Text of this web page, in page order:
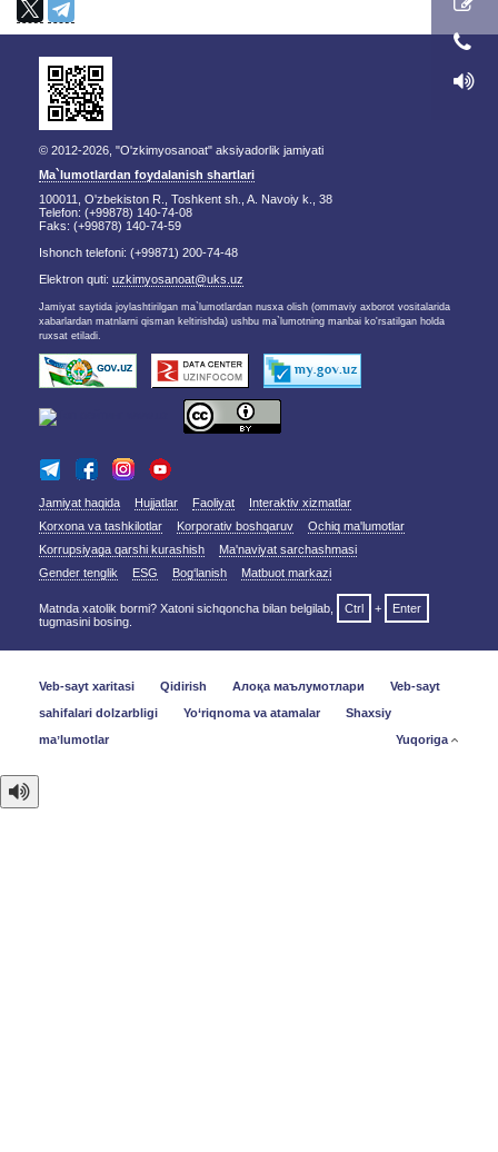
© 2012-2026, "O'zkimyosanoat" aksiyadorlik jamiyati
Ma`lumotlardan foydalanish shartlari
100011, O'zbekiston R., Toshkent sh., A. Navoiy k., 38
Telefon: (+99878) 140-74-08
Faks: (+99878) 140-74-59
Ishonch telefoni: (+99871) 200-74-48
Elektron quti: uzkimyosanoat@uks.uz
Jamiyat saytida joylashtirilgan ma`lumotlardan nusxa olish (ommaviy axborot vositalarida
xabarlardan matnlarni qisman keltirishda) ushbu ma`lumotning manbai ko'rsatilgan holda
ruxsat etiladi.
Jamiyat haqida Hujjatlar Faoliyat
Interaktiv xizmatlar
Korxona va tashkilotlar
Korporativ boshqaruv
Ochiq ma'lumotlar
Korrupsiyaga qarshi kurashish
Ma'naviyat sarchashmasi
Gender tenglik
ESG Bog‘lanish Matbuot markazi
Matnda xatolik bormi? Xatoni sichqoncha bilan belgilab, Ctrl +
Enter
tugmasini bosing.
Veb-sayt xaritasi Qidirish Алоқа маълумотлари
Veb-sayt
sahifalari dolzarbligi
Yo‘riqnoma va atamalar
Shaxsiy
maʼlumotlar
Yuqoriga